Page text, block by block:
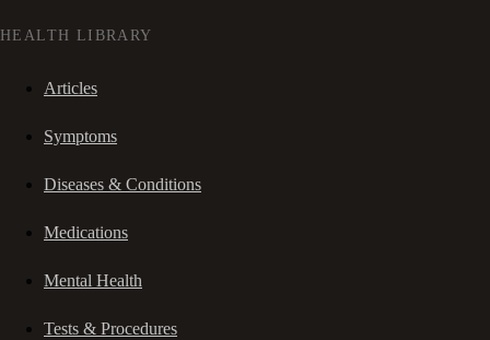
HEALTH LIBRARY
Articles
Symptoms
Diseases & Conditions
Medications
Mental Health
Tests & Procedures